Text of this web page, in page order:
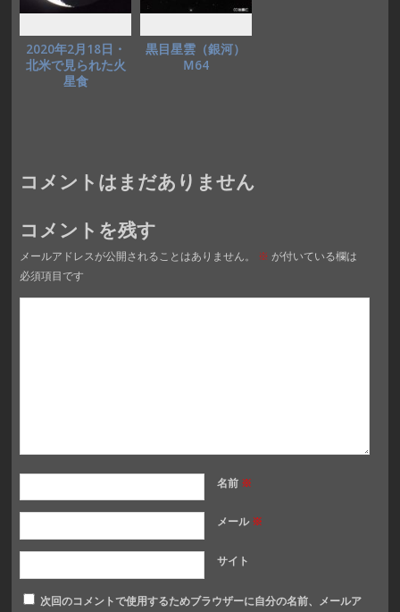
2020年2月18日・
北米で見られた火
星食
黒目星雲（銀河）
Ｍ64
コメントはまだありません
コメントを残す
メールアドレスが公開されることはありません。 ※ が付いている欄は
必須項目です
名前 ※
メール※
サイト
次回のコメントで使用するためブラウザーに自分の名前、メールア